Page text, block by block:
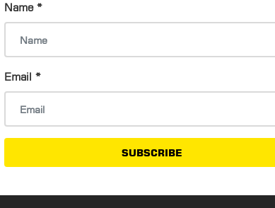
Name *
Email *
SUBSCRIBE
မကောင်းတော့တာ၊ Trackpad က ရွှေ့လို့မရတော့တာမျိုးတွေ
HTUN TAUK (H.T)